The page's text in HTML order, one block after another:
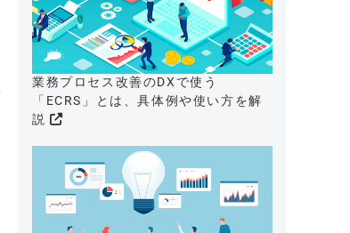
業務プロセス改善のDXで使う
「ECRS」とは、具体例や使い方を解
説